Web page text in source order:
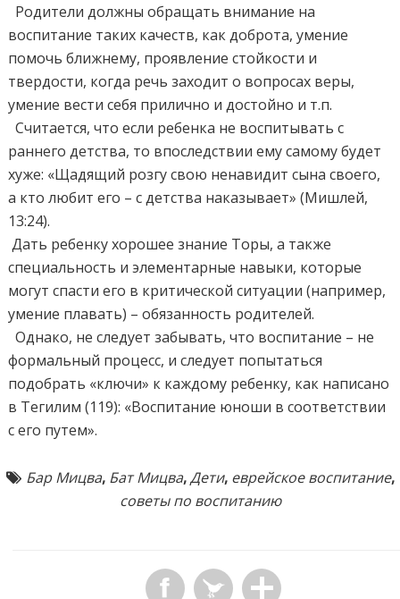
Родители должны обращать внимание на
воспитание таких качеств, как доброта, умение
помочь ближнему, проявление стойкости и
твердости, когда речь заходит о вопросах веры,
умение вести себя прилично и достойно и т.п.
Считается, что если ребенка не воспитывать с
раннего детства, то впоследствии ему самому будет
хуже: «Щадящий розгу свою ненавидит сына своего,
а кто любит его – с детства наказывает» (Мишлей,
13:24).
Дать ребенку хорошее знание Торы, а также
специальность и элементарные навыки, которые
могут спасти его в критической ситуации (например,
умение плавать) – обязанность родителей.
Однако, не следует забывать, что воспитание – не
формальный процесс, и следует попытаться
подобрать «ключи» к каждому ребенку, как написано
в Тегилим (119): «Воспитание юноши в соответствии
с его путем».
Бар Мицва, Бат Мицва,Дети, еврейское воспитание,
советы по воспитанию